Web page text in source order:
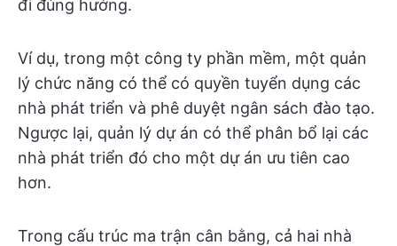
đi đúng hướng.
Ví dụ, trong một công ty phần mềm, một quản
lý chức năng có thể có quyền tuyển dụng các
nhà phát triển và phê duyệt ngân sách đào tạo.
Ngược lại, quản lý dự án có thể phân bổ lại các
nhà phát triển đó cho một dự án ưu tiên cao
hơn.
Trong cấu trúc ma trận cân bằng, cả hai nhà